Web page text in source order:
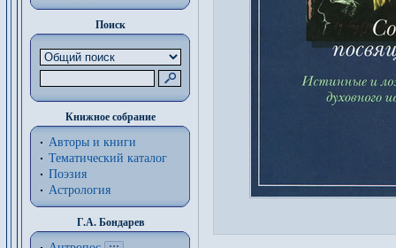
Поиск
Книжное собрание
Авторы и книги
Тематический каталог
Поэзия
Астрология
Г.А. Бондарев